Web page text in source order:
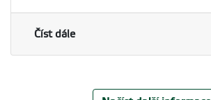
Číst dále